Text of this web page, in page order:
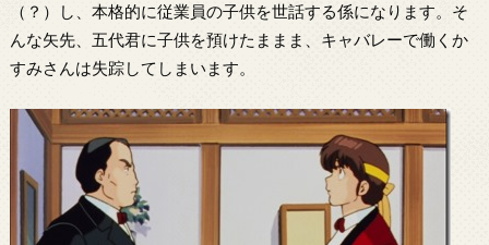
（？）し、本格的に従業員の子供を世話する係になります。そ
んな矢先、五代君に子供を預けたままま、キャバレーで働くか
すみさんは失踪してしまいます。